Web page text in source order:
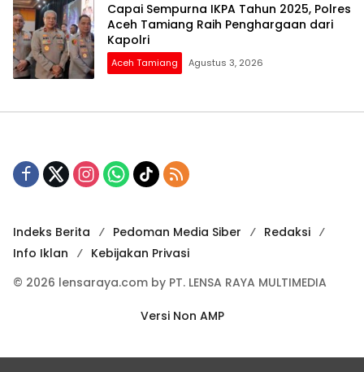
Capai Sempurna IKPA Tahun 2025, Polres
Aceh Tamiang Raih Penghargaan dari
Kapolri
Aceh Tamiang Agustus 3, 2026
Indeks Berita Pedoman Media Siber
Redaksi
Info Iklan
Kebijakan Privasi
© 2026 lensaraya.com by PT. LENSA RAYA MULTIMEDIA
Versi Non AMP